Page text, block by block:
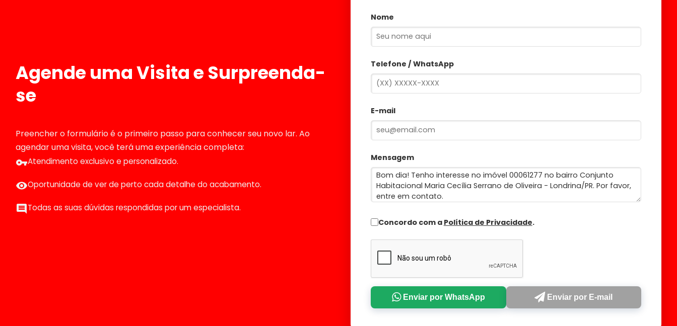
Agende uma Visita e Surpreenda-
se
Preencher o formulário é o primeiro passo para conhecer seu novo lar. Ao
agendar uma visita, você terá uma experiência completa:
Atendimento exclusivo e personalizado.
Oportunidade de ver de perto cada detalhe do acabamento.
Todas as suas dúvidas respondidas por um especialista.
Nome
Telefone / WhatsApp
E-mail
Mensagem
Concordo com a Política de Privacidade.
Enviar por WhatsApp Enviar por E-mail